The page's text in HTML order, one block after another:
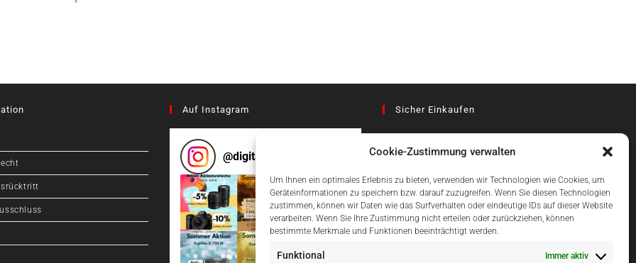
Cookie-Zustimmung verwalten
Um Ihnen ein optimales Erlebnis zu bieten, verwenden wir Technologien wie Cookies, um
Geräteinformationen zu speichern bzw. darauf zuzugreifen. Wenn Sie diesen Technologien
zustimmen, können wir Daten wie das Surfverhalten oder eindeutige IDs auf dieser Website
verarbeiten. Wenn Sie Ihre Zustimmung nicht erteilen oder zurückziehen, können
bestimmte Merkmale und Funktionen beeinträchtigt werden.
Funktional Immer aktiv
Auf Instagram
@digitalcameragraz
Sicher Einkaufen
Einfach Online Bezahlen